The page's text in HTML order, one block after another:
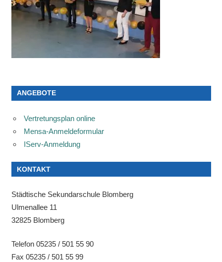
ANGEBOTE
Vertretungsplan online
Mensa-Anmeldeformular
IServ-Anmeldung
KONTAKT
Städtische Sekundarschule Blomberg
Ulmenallee 11
32825 Blomberg
Telefon 05235 / 501 55 90
Fax 05235 / 501 55 99